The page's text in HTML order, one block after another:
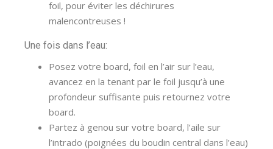
foil, pour éviter les déchirures
malencontreuses !
Une fois dans l’eau:
Posez votre board, foil en l’air sur l’eau,
avancez en la tenant par le foil jusqu’à une
profondeur suffisante puis retournez votre
board.
Partez à genou sur votre board, l’aile sur
l’intrado (poignées du boudin central dans l’eau)